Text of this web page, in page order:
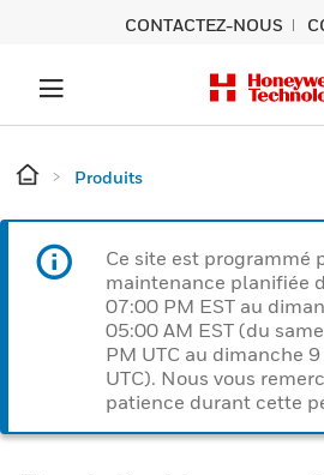
CONTACTEZ-NOUS
Produits
Ce site est programmé
maintenance planifiée
07:00 PM EST au
05:00 AM EST (du
PM UTC au dimanche
UTC). Nous vous
patience durant cette